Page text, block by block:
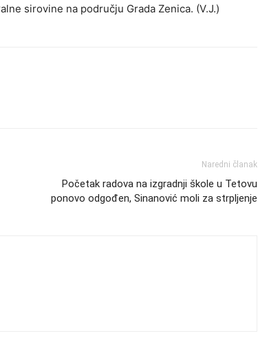
sirovine na području Grada Zenica. (V.J.)
Naredni članak
Početak radova na izgradnji škole u Tetovu
ponovo odgođen, Sinanović moli za strpljenje